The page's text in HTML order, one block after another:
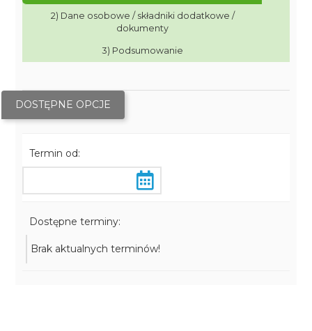
2) Dane osobowe / składniki dodatkowe /
dokumenty
3) Podsumowanie
DOSTĘPNE OPCJE
Termin od:
Dostępne terminy:
Brak aktualnych terminów!